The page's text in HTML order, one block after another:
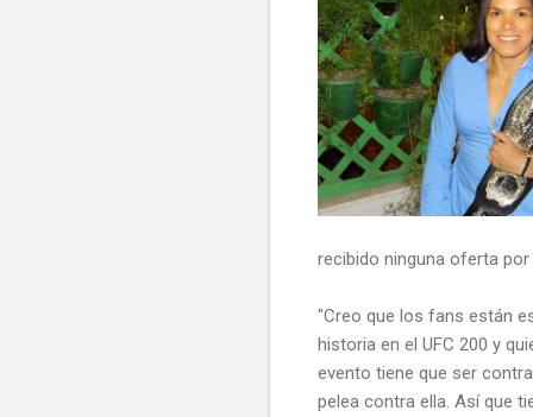
recibido ninguna oferta
"Creo que los fans están
historia en el UFC 200 y
evento tiene que ser
pelea contra ella. Así que